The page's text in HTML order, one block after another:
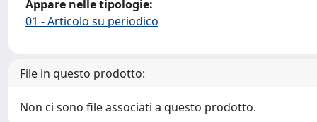
Appare nelle tipologie:
01 - Articolo su periodico
File in questo prodotto:
Non ci sono file associati a questo prodotto.